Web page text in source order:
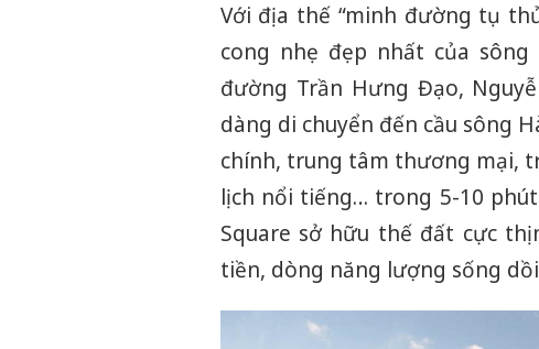
Với địa thế “minh đường tụ
cong nhẹ đẹp nhất của
đường Trần Hưng Đạo,
dàng di chuyển đến cầu sông
chính, trung tâm thương mại,
lịch nổi tiếng… trong 5-10
Square sở hữu thế đất cực
tiền, dòng năng lượng sống